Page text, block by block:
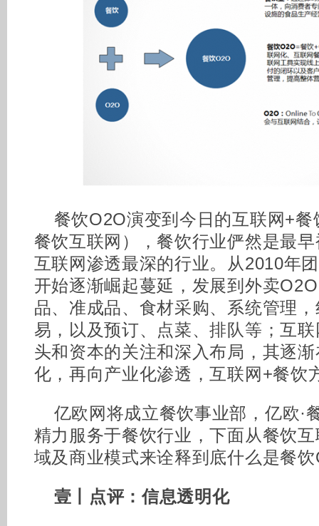
餐饮O2O演变到今日的互联网+
餐饮互联网），餐饮行业俨然是最
互联网渗透最深的行业。从2010年
开始逐渐崛起蔓延，发展到外卖
品、准成品、食材采购、系统管理
易，以及预订、点菜、排队等；互
头和资本的关注和深入布局，其逐
化，再向产业化渗透，互联网+餐饮
亿欧网将成立餐饮事业部，亿欧·
精力服务于餐饮行业，下面从餐饮
域及商业模式来诠释到底什么是餐
壹丨点评：信息透明化